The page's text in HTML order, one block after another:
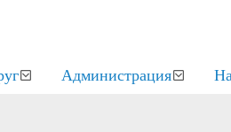
Администрация